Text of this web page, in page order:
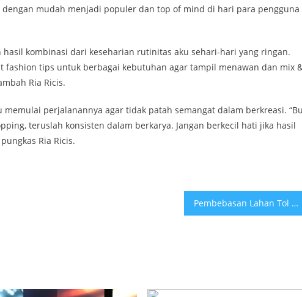
dengan mudah menjadi populer dan top of mind di hari para pengguna
hasil kombinasi dari keseharian rutinitas aku sehari-hari yang ringan.
fashion tips untuk berbagai kebutuhan agar tampil menawan dan mix
Ria Ricis.
perjalanannya agar tidak patah semangat dalam berkreasi.
teruslah konsisten dalam berkarya. Jangan berkecil hati jika hasil
Ria Ricis.
Pembebasan Lahan Tol Ngawi-Kertosono-Kediri Segmen Kertosono-Kediri Capai 46,8 Persen